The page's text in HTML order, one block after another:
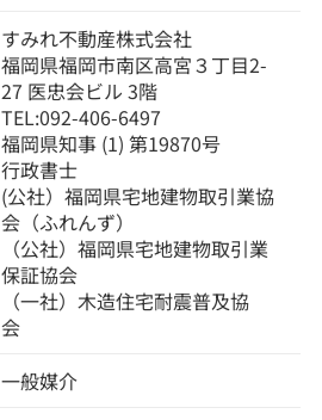
すみれ不動産株式会社
福岡県福岡市南区高宮３丁目2-
27 医忠会ビル 3階
TEL:092-406-6497
福岡県知事 (1) 第19870号
行政書士
(公社）福岡県宅地建物取引業協
会（ふれんず）
（公社）福岡県宅地建物取引業
保証協会
（一社）木造住宅耐震普及協
会
一般媒介